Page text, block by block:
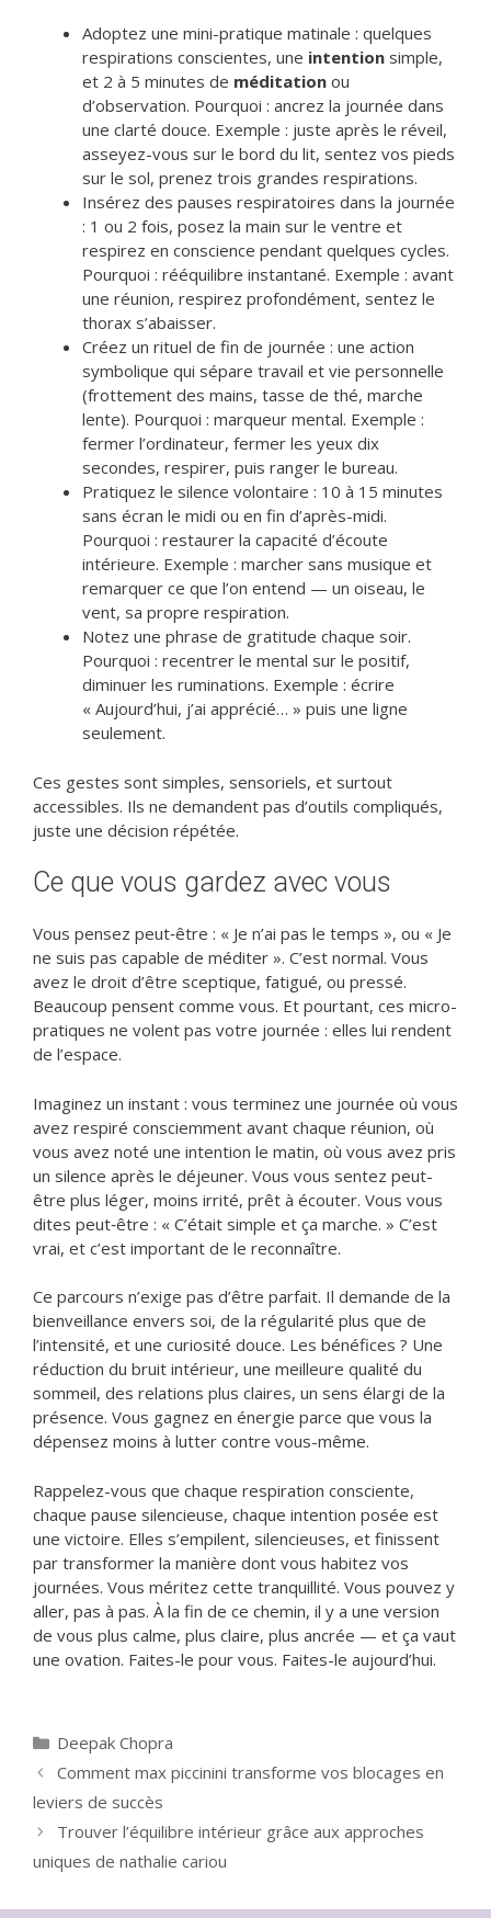
Adoptez une mini-pratique matinale : quelques
respirations conscientes, une intention simple,
et 2 à 5 minutes de méditation ou
d’observation. Pourquoi : ancrez la journée dans
une clarté douce. Exemple : juste après le réveil,
asseyez-vous sur le bord du lit, sentez vos pieds
sur le sol, prenez trois grandes respirations.
Insérez des pauses respiratoires dans la journée
: 1 ou 2 fois, posez la main sur le ventre et
respirez en conscience pendant quelques cycles.
Pourquoi : rééquilibre instantané. Exemple : avant
une réunion, respirez profondément, sentez le
thorax s’abaisser.
Créez un rituel de fin de journée : une action
symbolique qui sépare travail et vie personnelle
(frottement des mains, tasse de thé, marche
lente). Pourquoi : marqueur mental. Exemple :
fermer l’ordinateur, fermer les yeux dix
secondes, respirer, puis ranger le bureau.
Pratiquez le silence volontaire : 10 à 15 minutes
sans écran le midi ou en fin d’après-midi.
Pourquoi : restaurer la capacité d’écoute
intérieure. Exemple : marcher sans musique et
remarquer ce que l’on entend — un oiseau, le
vent, sa propre respiration.
Notez une phrase de gratitude chaque soir.
Pourquoi : recentrer le mental sur le positif,
diminuer les ruminations. Exemple : écrire
« Aujourd’hui, j’ai apprécié… » puis une ligne
seulement.
Ces gestes sont simples, sensoriels, et surtout
accessibles. Ils ne demandent pas d’outils compliqués,
juste une décision répétée.
Ce que vous gardez avec vous
Vous pensez peut‑être : « Je n’ai pas le temps », ou « Je
ne suis pas capable de méditer ». C’est normal. Vous
avez le droit d’être sceptique, fatigué, ou pressé.
Beaucoup pensent comme vous. Et pourtant, ces micro-
pratiques ne volent pas votre journée : elles lui rendent
de l’espace.
Imaginez un instant : vous terminez une journée où vous
avez respiré consciemment avant chaque réunion, où
vous avez noté une intention le matin, où vous avez pris
un silence après le déjeuner. Vous vous sentez peut-
être plus léger, moins irrité, prêt à écouter. Vous vous
dites peut‑être : « C’était simple et ça marche. » C’est
vrai, et c’est important de le reconnaître.
Ce parcours n’exige pas d’être parfait. Il demande de la
bienveillance envers soi, de la régularité plus que de
l’intensité, et une curiosité douce. Les bénéfices ? Une
réduction du bruit intérieur, une meilleure qualité du
sommeil, des relations plus claires, un sens élargi de la
présence. Vous gagnez en énergie parce que vous la
dépensez moins à lutter contre vous-même.
Rappelez-vous que chaque respiration consciente,
chaque pause silencieuse, chaque intention posée est
une victoire. Elles s’empilent, silencieuses, et finissent
par transformer la manière dont vous habitez vos
journées. Vous méritez cette tranquillité. Vous pouvez y
aller, pas à pas. À la fin de ce chemin, il y a une version
de vous plus calme, plus claire, plus ancrée — et ça vaut
une ovation. Faites-le pour vous. Faites-le aujourd’hui.
Catégories
Deepak Chopra
Comment max piccinini transforme vos blocages en
leviers de succès
Trouver l’équilibre intérieur grâce aux approches
uniques de nathalie cariou